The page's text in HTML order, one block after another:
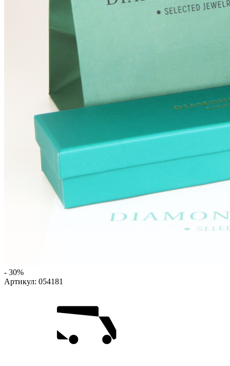
- 30%
Артикул: 054181